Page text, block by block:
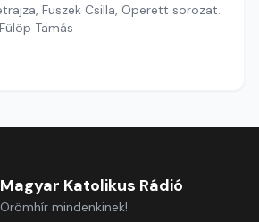
Fuszek Csilla, Operett sorozat.
Tamás
Magyar Katolikus Rádió
Örömhír mindenkinek!